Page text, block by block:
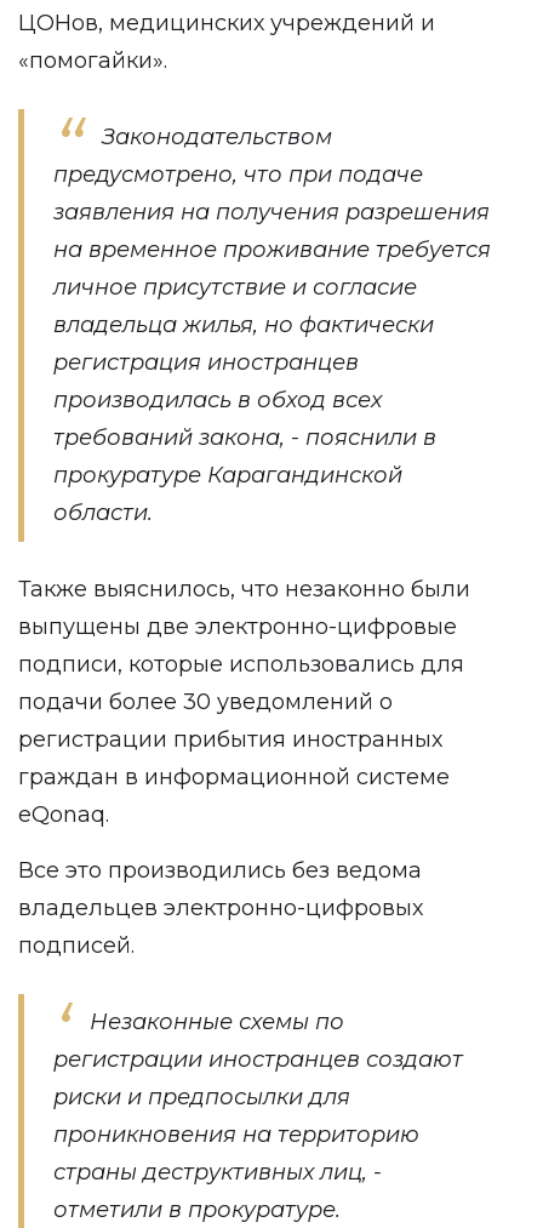
ЦОНов, медицинских учреждений и
«помогайки».
Законодательством
предусмотрено, что при подаче
заявления на получения разрешения
на временное проживание требуется
личное присутствие и согласие
владельца жилья, но фактически
регистрация иностранцев
производилась в обход всех
требований закона, - пояснили в
прокуратуре Карагандинской
области.
Также выяснилось, что незаконно были
выпущены две электронно-цифровые
подписи, которые использовались для
подачи более 30 уведомлений о
регистрации прибытия иностранных
граждан в информационной системе
eQonaq.
Все это производились без ведома
владельцев электронно-цифровых
подписей.
Незаконные схемы по
регистрации иностранцев создают
риски и предпосылки для
проникновения на территорию
страны деструктивных лиц, -
отметили в прокуратуре.